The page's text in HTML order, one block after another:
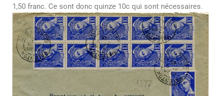
1,50 franc. Ce sont donc quinze 10c qui sont nécessaires.